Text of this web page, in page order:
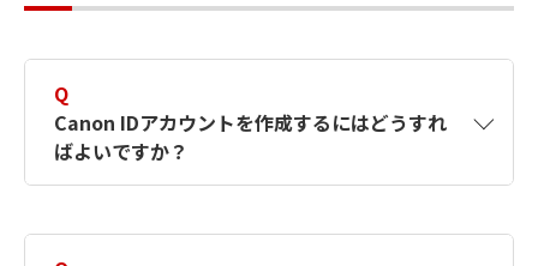
Q
Canon IDアカウントを作成するにはどうすれ
ばよいですか？